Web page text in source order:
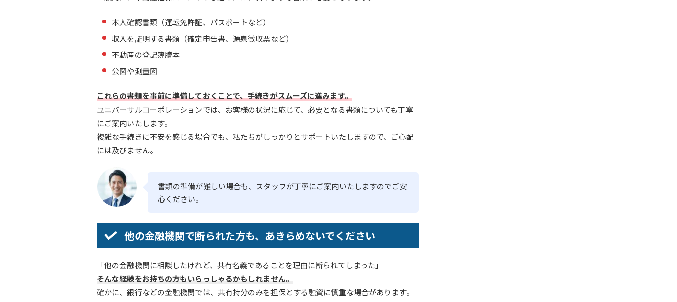
本人確認書類（運転免許証、パスポートなど）
収入を証明する書類（確定申告書、源泉徴収票など）
不動産の登記簿謄本
公図や測量図
これらの書類を事前に準備しておくことで、手続きがスムーズに進みます。
ユニバーサルコーポレーションでは、お客様の状況に応じて、必要となる書類についても丁寧
にご案内いたします。
複雑な手続きに不安を感じる場合でも、私たちがしっかりとサポートいたしますので、ご心配
には及びません。
書類の準備が難しい場合も、スタッフが丁寧にご案内いたしますのでご安
心ください。
他の金融機関で断られた方も、あきらめないでください
「他の金融機関に相談したけれど、共有名義であることを理由に断られてしまった」
そんな経験をお持ちの方もいらっしゃるかもしれません。
確かに、銀行などの金融機関では、共有持分のみを担保とする融資に慎重な場合があります。